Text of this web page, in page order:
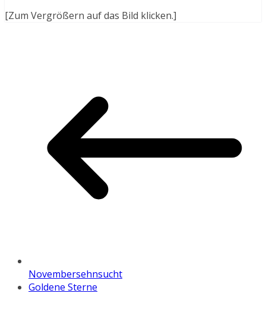
[Zum Vergrößern auf das Bild klicken.]
Novembersehnsucht
Goldene Sterne